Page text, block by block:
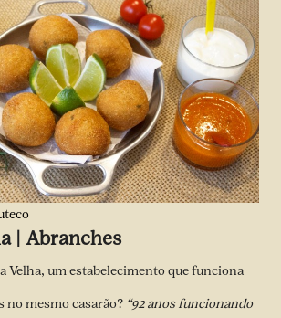
| Abranches
Velha, um estabelecimento que funciona
no mesmo casarão? “92 anos funcionando